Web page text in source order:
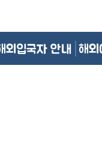
외입국자 안내 해외